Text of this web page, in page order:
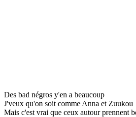
Des bad négros y'en a beaucoup
J'veux qu'on soit comme Anna et Zuukou
Mais c'est vrai que ceux autour prennent